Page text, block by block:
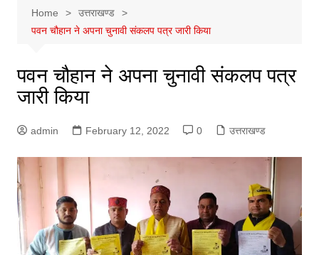
Home
उत्तराखण्ड
पवन चौहान ने अपना चुनावी संकलप पत्र जारी किया
पवन चौहान ने अपना चुनावी संकलप पत्र
जारी किया
admin February 12, 2022 0 उत्तराखण्ड